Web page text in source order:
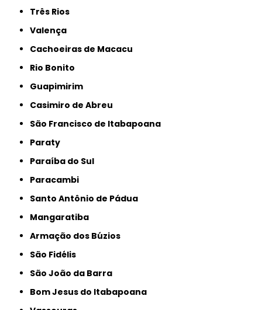
Três Rios
Valença
Cachoeiras de Macacu
Rio Bonito
Guapimirim
Casimiro de Abreu
São Francisco de Itabapoana
Paraty
Paraíba do Sul
Paracambi
Santo Antônio de Pádua
Mangaratiba
Armação dos Búzios
São Fidélis
São João da Barra
Bom Jesus do Itabapoana